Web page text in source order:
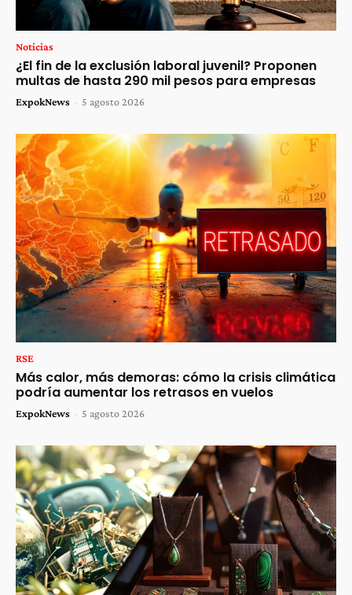
Noticias
¿El fin de la exclusión laboral juvenil? Proponen
multas de hasta 290 mil pesos para empresas
ExpokNews - 5 agosto 2026
RSE
Más calor, más demoras: cómo la crisis climática
podría aumentar los retrasos en vuelos
ExpokNews - 5 agosto 2026